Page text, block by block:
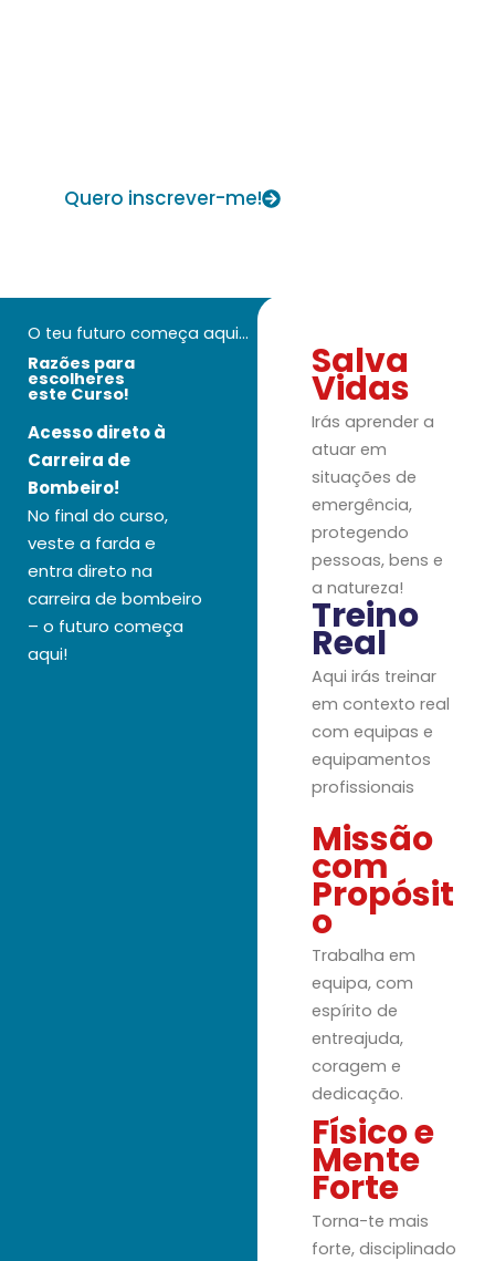
Quero inscrever-me!
O teu futuro começa aqui...
Razões para
escolheres
este Curso!
Acesso direto à
Carreira de
Bombeiro!
No final do curso,
veste a farda e
entra direto na
carreira de bombeiro
– o futuro começa
aqui!
Salva
Vidas
Irás aprender a
atuar em
situações de
emergência,
protegendo
pessoas, bens e
a natureza!
Treino
Real
Aqui irás treinar
em contexto real
com equipas e
equipamentos
profissionais
Missão
com
Propósit
o
Trabalha em
equipa, com
espírito de
entreajuda,
coragem e
dedicação.
Físico e
Mente
Forte
Torna-te mais
forte, disciplinado